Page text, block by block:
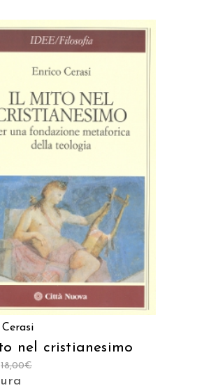
Cerasi
nel cristianesimo
18,00€